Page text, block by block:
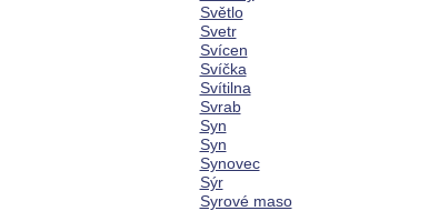
Světlo
Svetr
Svícen
Svíčka
Svítilna
Svrab
Syn
Syn
Synovec
Sýr
Syrové maso